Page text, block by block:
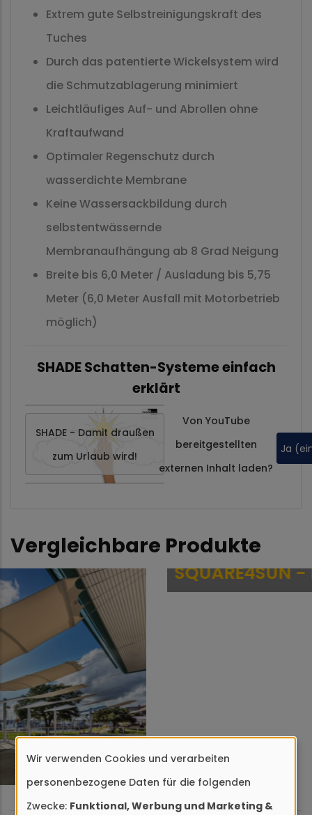
Extrem gute Selbstreinigungskraft des
Tuches
Durch das patentierte Wickelsystem wird
die Schmutzablagerung minimiert
Leichtläufiges Auf- und Abrollen ohne
Kraftaufwand
Optimaler Regenschutz durch
wasserdichte Membrane
Keine Wassersackbildung durch
selbstentwässernde
Membranaufhängung ab 8 Grad Neigung
Breite bis 6,0 Meter / Ausladung bis 5,75
Meter (6,0 Meter Ausfall mit Motorbetrieb
möglich)
SHADE Schatten-Systeme einfach
erklärt
SHADE - Damit draußen
zum Urlaub wird!
Von YouTube
bereitgestellten
externen Inhalt laden?
Ja
Vergleichbare Produkte
SQUARE4SUN - LINE
Verwendung
von
Wir verwenden Cookies und verarbeiten
personenbezogene Daten für die folgenden
Zwecke: Funktional, Werbung und Marketing &